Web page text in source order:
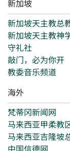
新加坡
新加坡天主教总
新加坡天主教神
守礼社
敲门，必为你开
教委音乐频道
海外
梵蒂冈新闻网
马来西亚甲柔教
马来西亚吉隆坡
中国信德网